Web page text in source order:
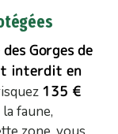
Gorges de
interdit en
135 €
faune,